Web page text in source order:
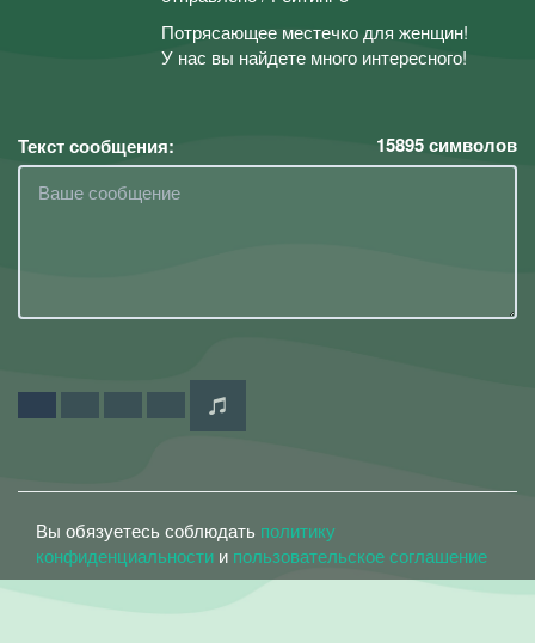
Потрясающее местечко для женщин!
У нас вы найдете много интересного!
Текст сообщения: 15895символов
Вы обязуетесь соблюдать политику
конфиденциальности и пользовательское соглашение